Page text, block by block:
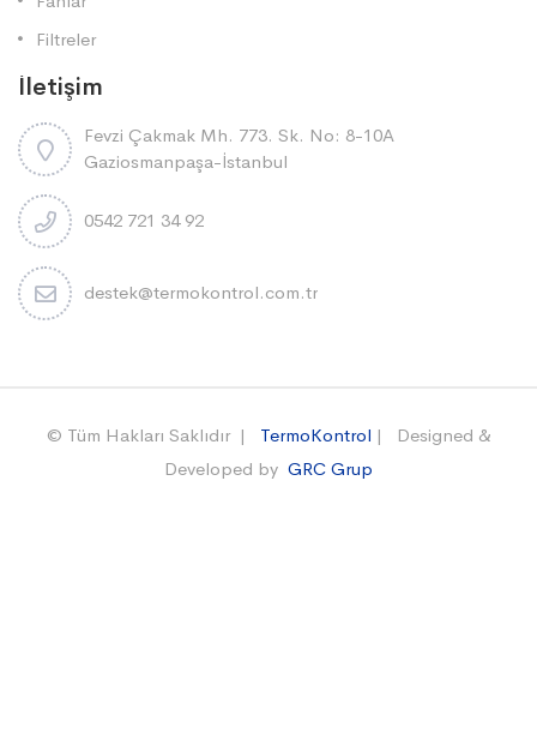
Filtreler
İletişim
Fevzi Çakmak Mh. 773. Sk. No: 8-10A
Gaziosmanpaşa-İstanbul
0542 721 34 92
destek@termokontrol.com.tr
© Tüm Hakları Saklıdır | TermoKontrol | Designed &
Developed by GRC Grup